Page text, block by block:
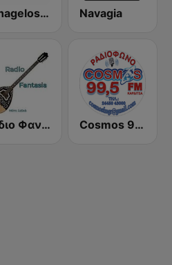
Arhagelos 94.1 FM Navagia
Ράδιο Φαντασία Cosmos 99.5 FM